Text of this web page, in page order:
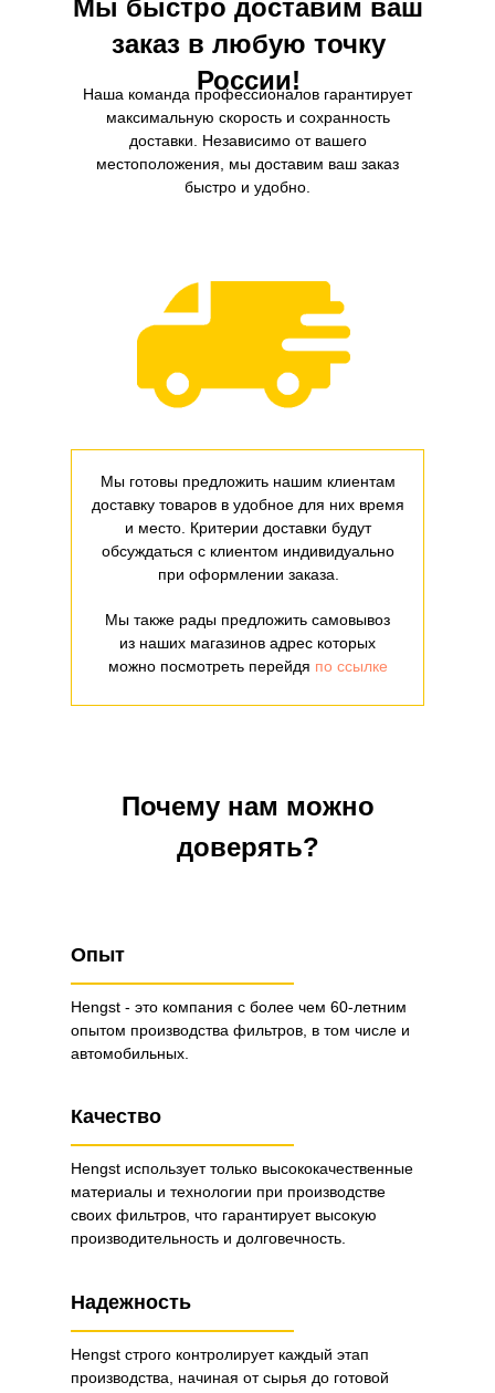
Мы быстро доставим ваш
заказ в любую точку
России!
Мы готовы предложить нашим клиентам
доставку товаров в удобное для них время
и место. Критерии доставки будут
обсуждаться с клиентом индивидуально
при оформлении заказа.
Мы также рады предложить самовывоз
из наших магазинов адрес которых
можно посмотреть перейдя по ссылке
Наша команда профессионалов гарантирует
максимальную скорость и сохранность
доставки. Независимо от вашего
местоположения, мы доставим ваш заказ
быстро и удобно.
Почему нам можно
доверять?
Опыт
Hengst - это компания с более чем 60-летним
опытом производства фильтров, в том числе и
автомобильных.
Качество
Надежность
Hengst использует только высококачественные
материалы и технологии при производстве
своих фильтров, что гарантирует высокую
производительность и долговечность.
Hengst строго контролирует каждый этап
производства, начиная от сырья до готовой